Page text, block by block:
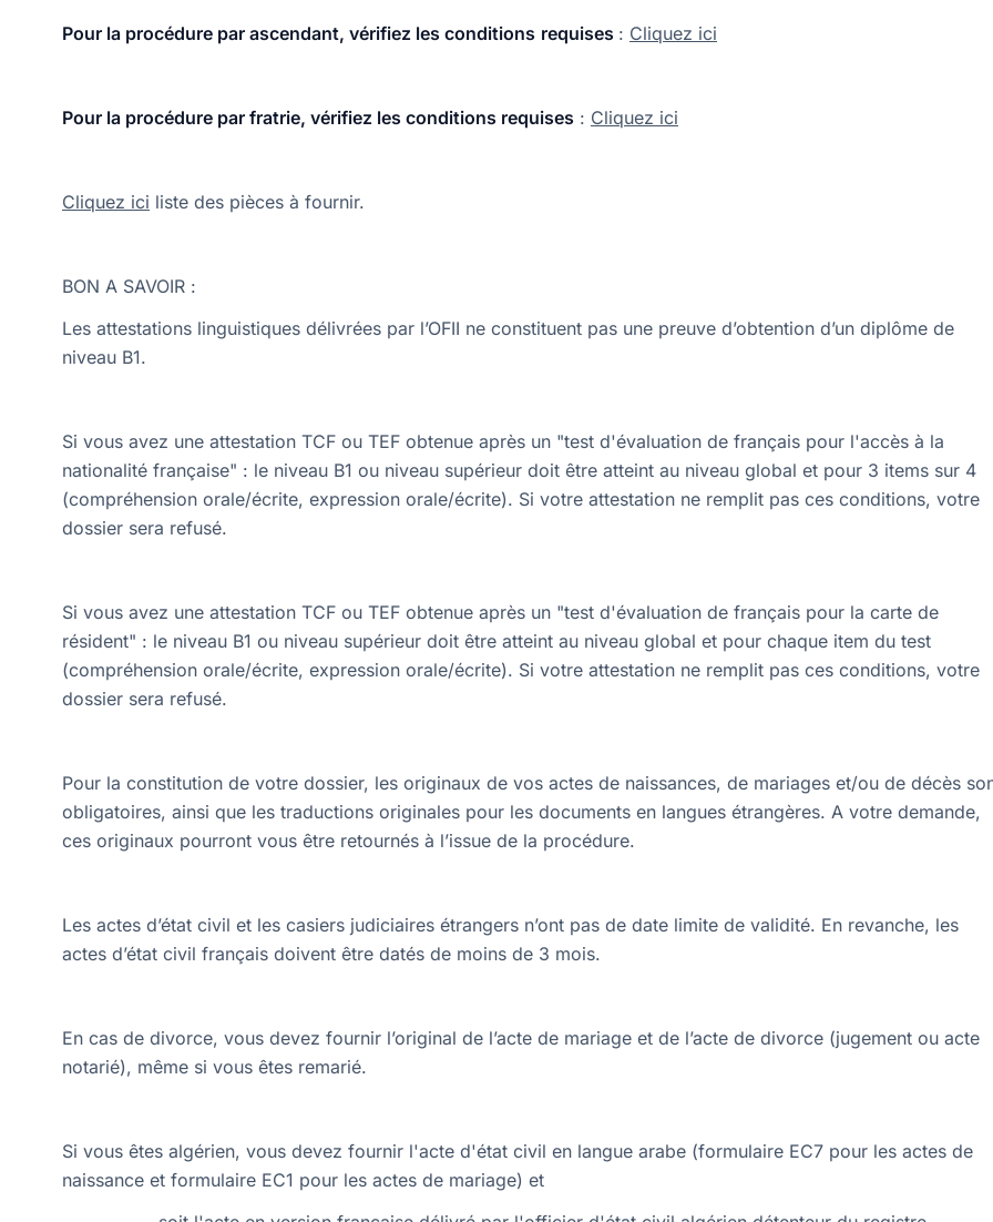
Pour la procédure par ascendant, vérifiez les conditions requises : Cliquez ici
Pour la procédure par fratrie, vérifiez les conditions requises : Cliquez ici
Cliquez ici liste des pièces à fournir.
BON A SAVOIR :
Les attestations linguistiques délivrées par l’OFII ne constituent pas une preuve d’obtention d’un diplôme de
niveau B1.
Si vous avez une attestation TCF ou TEF obtenue après un "test d'évaluation de français pour l'accès à la
nationalité française" : le niveau B1 ou niveau supérieur doit être atteint au niveau global et pour 3 items sur 4
(compréhension orale/écrite, expression orale/écrite). Si votre attestation ne remplit pas ces conditions, votre
dossier sera refusé.
Si vous avez une attestation TCF ou TEF obtenue après un "test d'évaluation de français pour la carte de
résident" : le niveau B1 ou niveau supérieur doit être atteint au niveau global et pour chaque item du test
(compréhension orale/écrite, expression orale/écrite). Si votre attestation ne remplit pas ces conditions, votre
dossier sera refusé.
Pour la constitution de votre dossier, les originaux de vos actes de naissances, de mariages et/ou de décès
obligatoires, ainsi que les traductions originales pour les documents en langues étrangères. A votre demande,
ces originaux pourront vous être retournés à l’issue de la procédure.
Les actes d’état civil et les casiers judiciaires étrangers n’ont pas de date limite de validité. En revanche, les
actes d’état civil français doivent être datés de moins de 3 mois.
En cas de divorce, vous devez fournir l’original de l’acte de mariage et de l’acte de divorce (jugement ou acte
notarié), même si vous êtes remarié.
Si vous êtes algérien, vous devez fournir l'acte d'état civil en langue arabe (formulaire EC7 pour les actes de
naissance et formulaire EC1 pour les actes de mariage) et